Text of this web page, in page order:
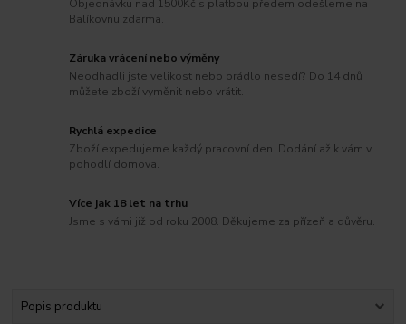
Objednávku nad 1500Kč s platbou předem odešleme na
Balíkovnu zdarma.
Záruka vrácení nebo výměny
Neodhadli jste velikost nebo prádlo nesedí? Do 14 dnů
můžete zboží vyměnit nebo vrátit.
Rychlá expedice
Zboží expedujeme každý pracovní den. Dodání až k vám v
pohodlí domova.
Více jak 18 let na trhu
Jsme s vámi již od roku 2008. Děkujeme za přízeň a důvěru.
Popis produktu